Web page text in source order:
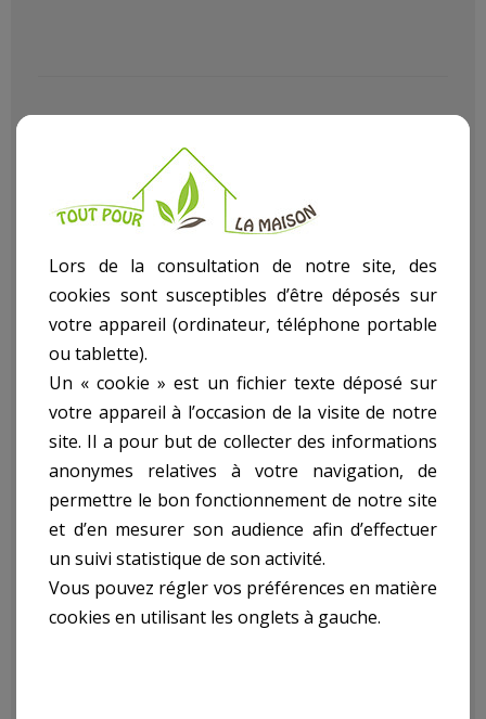
accessoires pour l'arrosage indispensables et astucieux pour
se rendre la vie encore plus simple au jardin avec Le (La)
Pompe Vide Caves Pour Eaux Chargees Avec Flotteur
dans notre rayon Pompes article Vide caves
Descriptif technique
Pompe Vide Caves
Pour Eaux Chargees
Avec Flotteur ref.
MPS750-2S:
- 750W - 2 Sorties
Lors de la consultation de notre site, des
cookies sont susceptibles d’être déposés sur
votre appareil (ordinateur, téléphone portable
ou tablette).
Un « cookie » est un fichier texte déposé sur
votre appareil à l’occasion de la visite de notre
site. Il a pour but de collecter des informations
anonymes relatives à votre navigation, de
permettre le bon fonctionnement de notre site
et d’en mesurer son audience afin d’effectuer
un suivi statistique de son activité.
Vous pouvez régler vos préférences en matière
cookies en utilisant les onglets à gauche.